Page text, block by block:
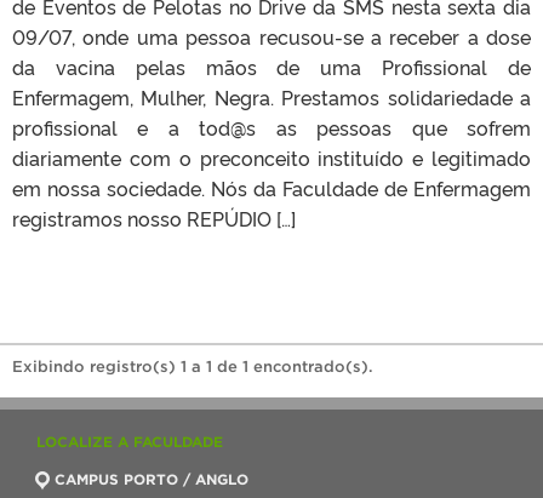
de Eventos de Pelotas no Drive da SMS nesta sexta dia
09/07, onde uma pessoa recusou-se a receber a dose
da vacina pelas mãos de uma Profissional de
Enfermagem, Mulher, Negra. Prestamos solidariedade a
profissional e a tod@s as pessoas que sofrem
diariamente com o preconceito instituído e legitimado
em nossa sociedade. Nós da Faculdade de Enfermagem
registramos nosso REPÚDIO […]
Exibindo registro(s) 1 a 1 de 1 encontrado(s).
LOCALIZE A FACULDADE
CAMPUS PORTO / ANGLO